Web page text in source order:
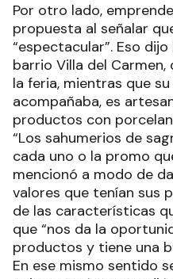
Por otro lado,
propuesta al señalar
“espectacular”. Eso
barrio Villa del
la feria, mientras que
acompañaba, es
productos con
“Los sahumerios de
cada uno o la promo
mencionó a modo de
valores que tenían sus
de las características
que “nos da la
productos y tiene una
En ese mismo sentido